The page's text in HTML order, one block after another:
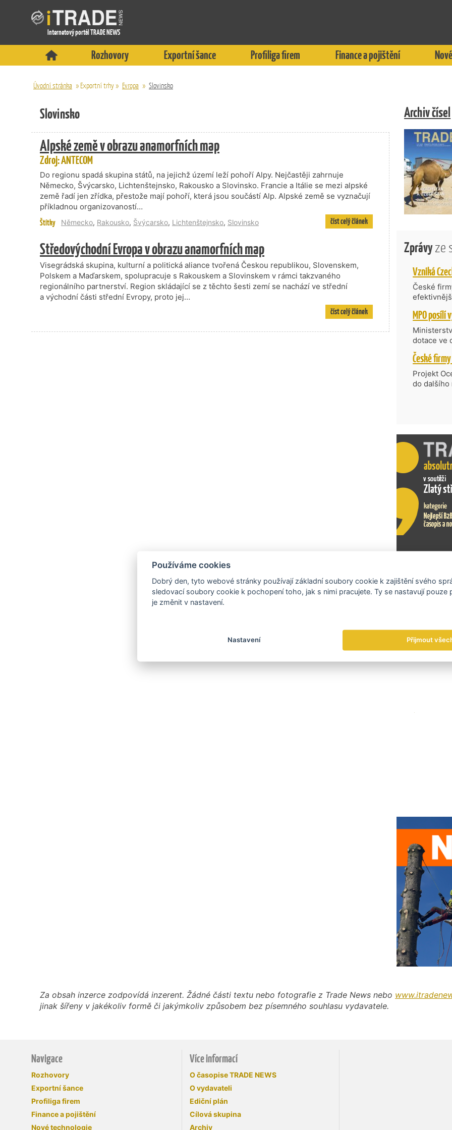
Internetový portál TRADE NEWS
Rozhovory Exportní šance Profiliga firem Finance a pojištění
Úvodní stránka » Exportní trhy» Evropa » Slovinsko
Slovinsko
Alpské země v obrazu anamorfních map
Zdroj: ANTECOM
Do regionu spadá skupina států, na jejichž území leží pohoří Alpy. Nejčastěji zahrnuje
Německo, Švýcarsko, Lichtenštejnsko, Rakousko a Slovinsko. Francie a Itálie se mezi alpské
země řadí jen zřídka, přestože mají pohoří, která jsou součástí Alp. Alpské země se vyznačují
příkladnou organizovaností…
Štítky Německo, Rakousko, Švýcarsko, Lichtenštejnsko, Slovinsko číst celý článek
Středovýchodní Evropa v obrazu anamorfních map
Visegrádská skupina, kulturní a politická aliance tvořená Českou republikou, Slovenskem,
Polskem a Maďarskem, spolupracuje s Rakouskem a Slovinskem v rámci takzvaného
regionálního partnerství. Region skládající se z těchto šesti zemí se nachází ve střední
a východní části střední Evropy, proto jej…
číst celý článek
Archiv čísel
Zprávyze
České
nabídne
zahraniční
dotace ve
Transfer,
Částkou
umělé
do
Projekt
do dalšího
prosazují
nejen
příběh.
Exportní
Za obsah inzerce zodpovídá inzerent. Žádné části textu nebo fotografie z Trade News nebo
jinak šířeny v jakékoliv formě či jakýmkoliv způsobem bez písemného souhlasu vydavatele.
Navigace
Rozhovory
Exportní šance
Profiliga firem
Finance a pojištění
Nové technologie
Více informací
O časopise TRADE NEWS
O vydavateli
Ediční plán
Cílová skupina
Archiv
Používáme cookies
Dobrý den, tyto webové stránky používají základní soubory cookie k zajištění svého
sledovací soubory cookie k pochopení toho, jak s nimi pracujete. Ty se nastavují pouze
je změnit v nastavení.
Nastavení Přijmout